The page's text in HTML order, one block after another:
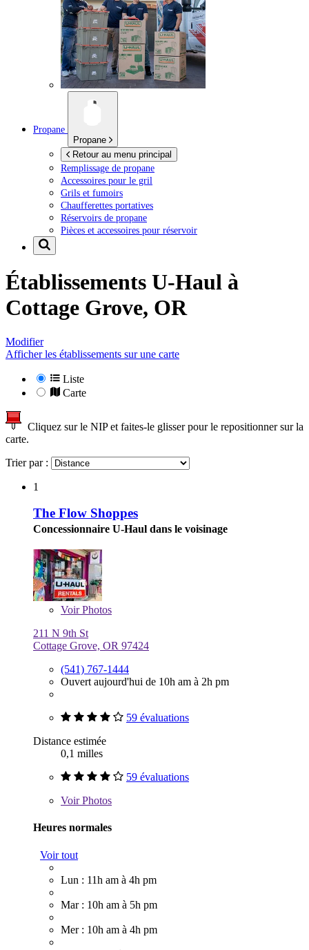
Propane
Propane
Retour au menu principal
Remplissage de propane
Accessoires pour le gril
Grils et fumoirs
Chaufferettes portatives
Réservoirs de propane
Pièces et accessoires pour réservoir
Établissements U-Haul à
Cottage Grove, OR
Modifier
Afficher les établissements sur une carte
Liste
Carte
Cliquez sur le NIP et faites-le glisser pour le repositionner sur la
carte.
Trier par :
1
The Flow Shoppes
Concessionnaire U-Haul dans le voisinage
VoirPhotos
211 N 9th St
Cottage Grove, OR 97424
(541) 767-1444
Ouvert aujourd'hui de 10h am à 2h pm
59 évaluations
Distance estimée
0,1 milles
59 évaluations
VoirPhotos
Heures normales
Voir tout
Lun : 11h am à 4h pm
Mar : 10h am à 5h pm
Mer : 10h am à 4h pm